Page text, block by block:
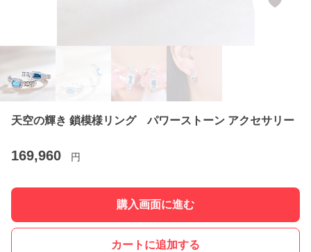
天空の輝き 鎖模様リング パワーストーン アクセサリー
169,960 円
購入画面に進む
カートに追加する